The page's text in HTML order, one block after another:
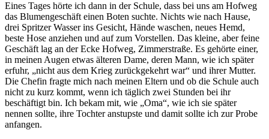
Eines Tages hörte ich dann in der Schule, dass bei uns am Hofweg
das Blumengeschäft einen Boten suchte. Nichts wie nach Hause,
drei Spritzer Wasser ins Gesicht, Hände waschen, neues Hemd,
beste Hose anziehen und auf zum Vorstellen. Das kleine, aber feine
Geschäft lag an der Ecke Hofweg, Zimmerstraße. Es gehörte einer,
in meinen Augen etwas älteren Dame, deren Mann, wie ich später
erfuhr,
nicht aus dem Krieg zurückgekehrt war
und ihrer Mutter.
Die Chefin fragte mich nach meinen Eltern und ob die Schule auch
nicht zu kurz kommt, wenn ich täglich zwei Stunden bei ihr
beschäftigt bin. Ich bekam mit, wie
Oma , wie ich sie später
nennen sollte, ihre Tochter anstupste und damit sollte ich zur Probe
anfangen.